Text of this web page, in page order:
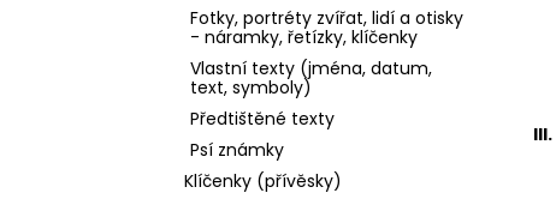
Fotky, portréty zvířat, lidí a otisky
- náramky, řetízky, klíčenky
Vlastní texty (jména, datum,
text, symboly)
Předtištěné texty
Psí známky
Klíčenky (přívěsky)
III.